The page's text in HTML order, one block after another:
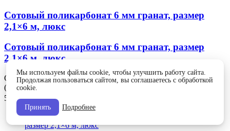
Сотовый поликарбонат 6 мм гранат, размер
2,1×6 м, люкс
Сотовый поликарбонат 6 мм гранат, размер
2,1×6 м, люкс
Оценка5.00из 5
(
5,300.00₽
Мы используем файлы cookie, чтобы улучшить работу сайта.
Продолжая пользоваться сайтом, вы соглашаетесь с обработкой
cookie.
Принять Подробнее